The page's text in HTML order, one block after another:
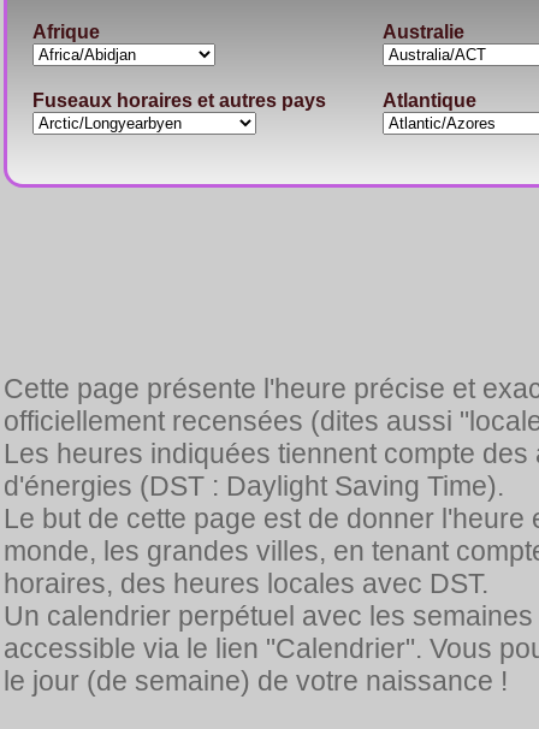
Afrique Australie
Fuseaux horaires et autres pays Atlantique
Cette page présente l'heure précise et
officiellement recensées (dites aussi
Les heures indiquées tiennent compte
d'énergies (DST : Daylight Saving Time).
Le but de cette page est de donner
monde, les grandes villes, en tenant
horaires, des heures locales avec DST.
Un calendrier perpétuel avec les
accessible via le lien "Calendrier". Vous
le jour (de semaine) de votre naissance !